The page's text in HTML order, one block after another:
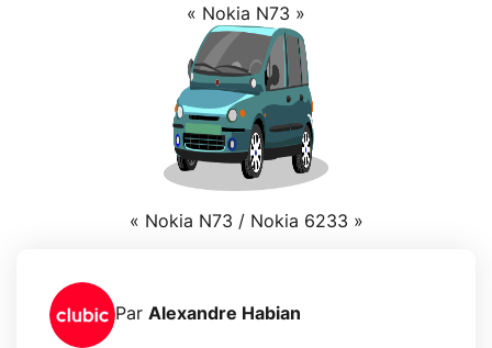
« Nokia N73 »
« Nokia N73 / Nokia 6233 »
Par Alexandre Habian